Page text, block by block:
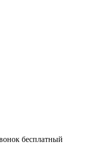
бесплатный